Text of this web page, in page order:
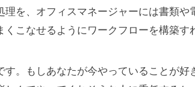
理を、オフィスマネージャーには書類
こなせるようにワークフローを構築
。もしあなたが今やっていることが好